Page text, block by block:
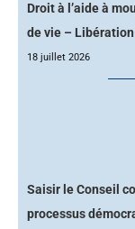
Droit à l’aide à
de vie –
18 juillet 2026
Saisir le Conseil
processus